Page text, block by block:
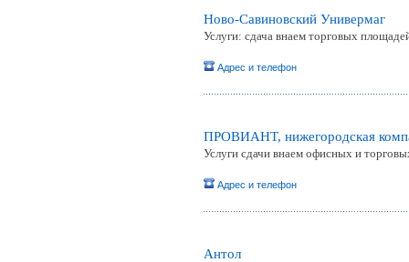
Ново-Савиновский Универмаг
Услуги: сдача внаем торговых
Адрес и телефон
ПРОВИАНТ, нижегородская
Услуги сдачи внаем офисных и
Адрес и телефон
Антол